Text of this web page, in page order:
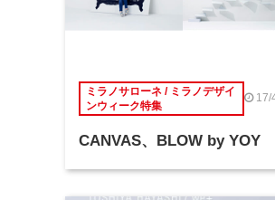
ミラノサローネ / ミラノデザイ
ンウィーク特集
17/
CANVAS、BLOW by YOY